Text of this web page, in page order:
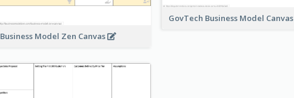
Business Model Zen Canvas
GovTech Business Model Canvas